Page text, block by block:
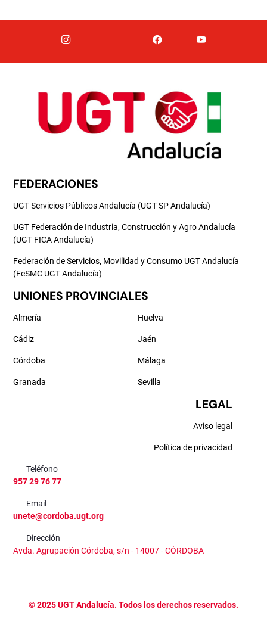
FEDERACIONES
UGT Servicios Públicos Andalucía (UGT SP Andalucía)
UGT Federación de Industria, Construcción y Agro Andalucía
(UGT FICA Andalucía)
Federación de Servicios, Movilidad y Consumo UGT Andalucía
(FeSMC UGT Andalucía)
UNIONES PROVINCIALES
Almería
Cádiz
Córdoba
Granada
Huelva
Jaén
Málaga
Sevilla
LEGAL
Aviso legal
Política de privacidad
Teléfono
957 29 76 77
Email
unete@cordoba.ugt.org
Dirección
Avda. Agrupación Córdoba, s/n - 14007 - CÓRDOBA
©2025UGT Andalucía. Todos los derechos reservados.